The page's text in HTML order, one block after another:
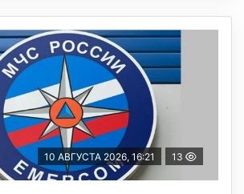
10 АВГУСТА 2026, 16:21 13